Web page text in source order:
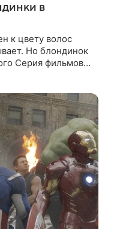
в
к цвету волос
Но блондинок
Серия фильмов